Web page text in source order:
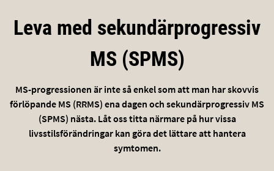
Leva med sekundärprogressiv
MS (SPMS)
MS-progressionen är inte så enkel som att man har skovvis
förlöpande MS (RRMS) ena dagen och sekundärprogressiv MS
(SPMS) nästa. Låt oss titta närmare på hur vissa
livsstilsförändringar kan göra det lättare att hantera
symtomen.